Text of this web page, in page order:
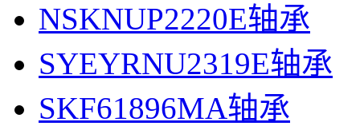
NSKNUP2220E轴承
SYEYRNU2319E轴承
SKF61896MA轴承